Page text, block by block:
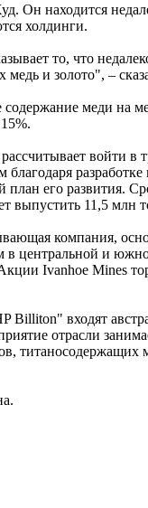
Он находится
холдинги.
то, что
медь и золото", –
меди на
войти
его развития.
выпустить 11,5 млн
компания,
в центральной и
Ivanhoe Mines
входят
отрасли
титаносодержащих